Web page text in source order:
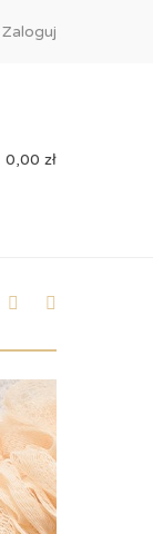
Zaloguj
0,00 zł